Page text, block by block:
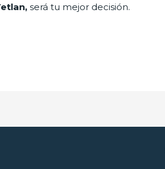
será tu mejor decisión.